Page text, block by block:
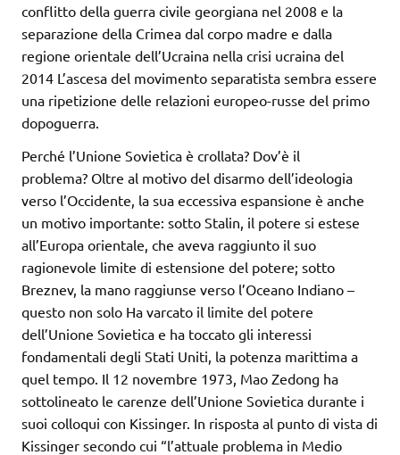
conflitto della guerra civile georgiana nel 2008 e la
separazione della Crimea dal corpo madre e dalla
regione orientale dell’Ucraina nella crisi ucraina del
2014 L’ascesa del movimento separatista sembra essere
una ripetizione delle relazioni europeo-russe del primo
dopoguerra.
Perché l’Unione Sovietica è crollata? Dov’è il
problema? Oltre al motivo del disarmo dell’ideologia
verso l’Occidente, la sua eccessiva espansione è anche
un motivo importante: sotto Stalin, il potere si estese
all’Europa orientale, che aveva raggiunto il suo
ragionevole limite di estensione del potere; sotto
Breznev, la mano raggiunse verso l’Oceano Indiano –
questo non solo Ha varcato il limite del potere
dell’Unione Sovietica e ha toccato gli interessi
fondamentali degli Stati Uniti, la potenza marittima a
quel tempo. Il 12 novembre 1973, Mao Zedong ha
sottolineato le carenze dell’Unione Sovietica durante i
suoi colloqui con Kissinger. In risposta al punto di vista di
Kissinger secondo cui “l’attuale problema in Medio